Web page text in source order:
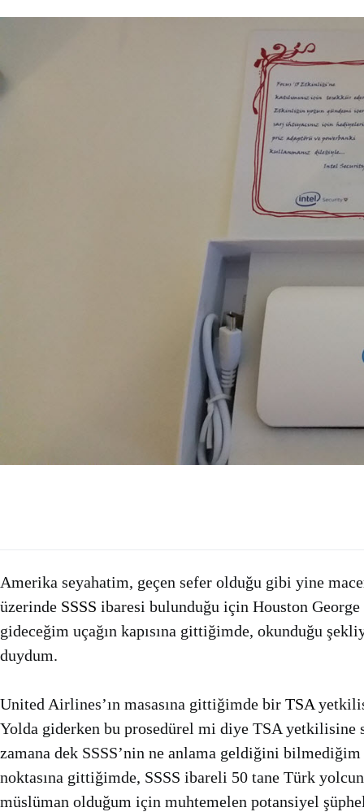
Amerika seyahatim, geçen sefer olduğu gibi yine
üzerinde SSSS ibaresi bulunduğu için Houston
gideceğim uçağın kapısına gittiğimde, okunduğu
duydum.
United Airlines’ın masasına gittiğimde bir TSA
Yolda giderken bu prosedürel mi diye TSA yetkilisine
zamana dek SSSS’nin ne anlama geldiğini
noktasına gittiğimde, SSSS ibareli 50 tane Türk
müslüman olduğum için muhtemelen potansiyel